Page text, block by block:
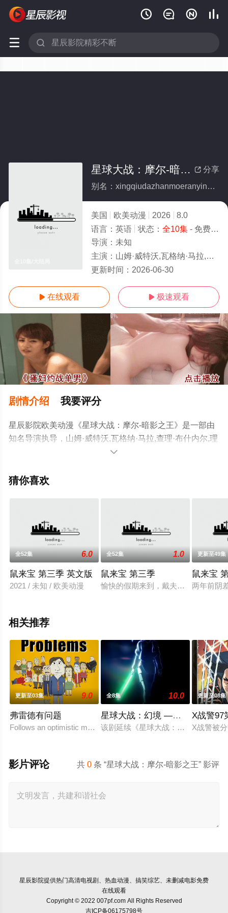
   
 
 分享
星球大战：摩尔-暗影之王(全集)
别名：xingqiudazhanmoeranyingzhiwang
美国 欧美动漫 2026
8.0
语言： 英语 状态： 全10集- 免费在线观看
导演： 未知
主演： 山姆·威特沃,瓦格纳·马拉,查理·布什内尔,理查德·艾欧阿德,丹尼斯·海斯伯特,史蒂夫·布卢姆,克里斯·迪亚曼托普洛斯,吉第安·艾朵,瓦
更新时间： 2026-06-30
 在线观看  极速观看
剧情介绍 我要评分
星辰影院欧美动漫《星球大战：摩尔-暗影之王》是一部由
知名导演执导，山姆·威特沃,瓦格纳·马拉,查理·布什内尔,理
查德·艾欧阿德,丹尼斯·海斯伯特,史蒂夫·布卢姆,克里斯·迪
维·W·科林斯等明星精彩演绎的美国动漫，大结局剧情已揭

猜你喜欢
全52集 6.0
鼠来宝 第三季 英文版
2021 / 未知 / 欧美动漫
全52集 1.0
鼠来宝 第三季
愉快的假期来到，戴夫（杰森·李
更新至49集
鼠来宝
两年前阴
相关推荐
更新至03集 9.0
弗雷德有问题
Follows an optimistic man who tries to keep up with t
全8集 10.0
星球大战：幻境 —第九个绝地武
该剧延续《星球大战：幻境》的世界
更新至08集
X战警97
X战警被
共0 条 “星球大战：摩尔-暗影之王” 影评
影片评论
星辰影院提供热门高清电视剧、热血动漫、搞笑综艺、未删减电影免费
在线观看
Copyright © 2022 007pf.com All Rights Reserved
吉ICP备06175798号